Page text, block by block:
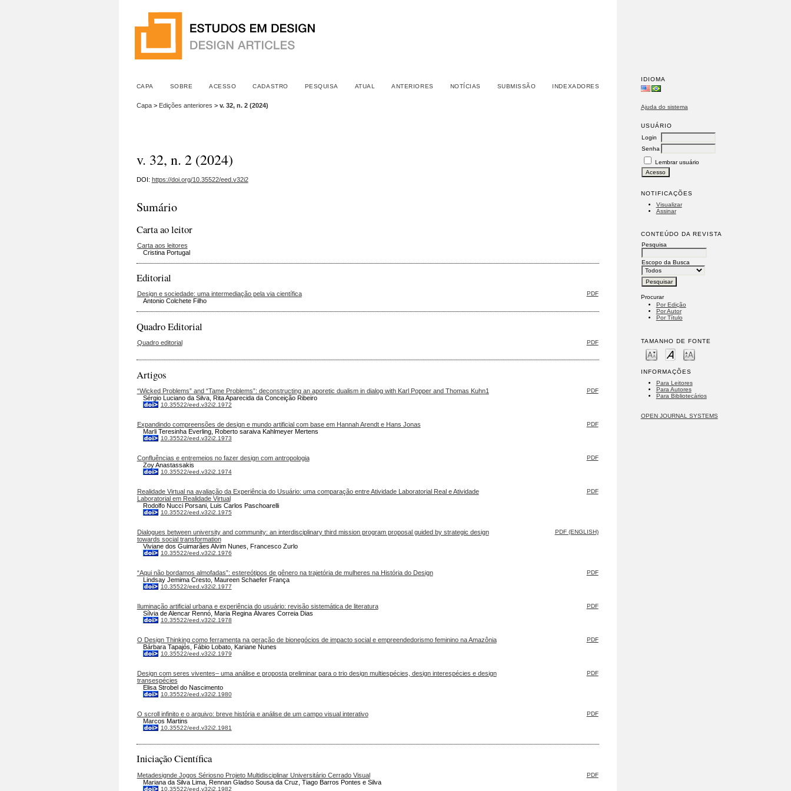
IDIOMA
Ajuda do sistema
USUÁRIO
Login
Senha
Lembrar usuário
NOTIFICAÇÕES
Visualizar
Assinar
CONTEÚDO DA REVISTA
Pesquisa
Escopo da Busca
Procurar
Por Edição
Por Autor
Por Título
TAMANHO DE FONTE
INFORMAÇÕES
Para Leitores
Para Autores
Para Bibliotecários
OPEN JOURNAL SYSTEMS
CAPA SOBRE ACESSO CADASTRO PESQUISA ATUAL ANTERIORES NOTÍCIAS SUBMISSÃO INDEXADORES
Capa> Edições anteriores > v. 32, n. 2 (2024)
v. 32, n. 2 (2024)
DOI: https://doi.org/10.35522/eed.v32i2
Sumário
Carta ao leitor
Carta aos leitores
Cristina Portugal
Editorial
Design e sociedade: uma intermediação pela via científica
Antonio Colchete Filho
PDF
Quadro Editorial
Quadro editorial PDF
Artigos
“Wicked Problems” and “Tame Problems”: deconstructing an aporetic dualism in dialog with Karl Popper and Thomas Kuhn1
Sérgio Luciano da Silva, Rita Aparecida da Conceição Ribeiro
10.35522/eed.v32i2.1972
PDF
Expandindo compreensões de design e mundo artificial com base em Hannah Arendt e Hans Jonas
Marli Teresinha Everling, Roberto saraiva Kahlmeyer Mertens
10.35522/eed.v32i2.1973
PDF
Confluências e entremeios no fazer design com antropologia
Zoy Anastassakis
10.35522/eed.v32i2.1974
PDF
Realidade Virtual na avaliação da Experiência do Usuário: uma comparação entre Atividade Laboratorial Real e Atividade
Laboratorial em Realidade Virtual
Rodolfo Nucci Porsani, Luis Carlos Paschoarelli
10.35522/eed.v32i2.1975
PDF
Dialogues between university and community: an interdisciplinary third mission program proposal guided by strategic design
towards social transformation
Viviane dos Guimarães Alvim Nunes, Francesco Zurlo
10.35522/eed.v32i2.1976
PDF (ENGLISH)
“Aqui não bordamos almofadas”: estereótipos de gênero na trajetória de mulheres na História do Design
Lindsay Jemima Cresto, Maureen Schaefer França
10.35522/eed.v32i2.1977
PDF
Iluminação artificial urbana e experiência do usuário: revisão sistemática de literatura
Sílvia de Alencar Rennó, Maria Regina Álvares Correia Dias
10.35522/eed.v32i2.1978
PDF
O Design Thinking como ferramenta na geração de bionegócios de impacto social e empreendedorismo feminino na Amazônia
Bárbara Tapajós, Fábio Lobato, Kariane Nunes
10.35522/eed.v32i2.1979
PDF
Design com seres viventes– uma análise e proposta preliminar para o trio design multiespécies, design interespécies e design
transespécies
Elisa Strobel do Nascimento
10.35522/eed.v32i2.1980
PDF
O scroll infinito e o arquivo: breve história e análise de um campo visual interativo
Marcos Martins
10.35522/eed.v32i2.1981
PDF
Iniciação Científica
Metadesignde Jogos Sériosno Projeto Multidisciplinar Universitário Cerrado Visual
Mariana da Silva Lima, Rennan Gladso Sousa da Cruz, Tiago Barros Pontes e Silva
10.35522/eed.v32i2.1982
PDF